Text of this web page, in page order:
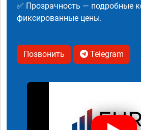
✅ Прозрачность — подробные
фиксированные цены.
Позвонить Telegram